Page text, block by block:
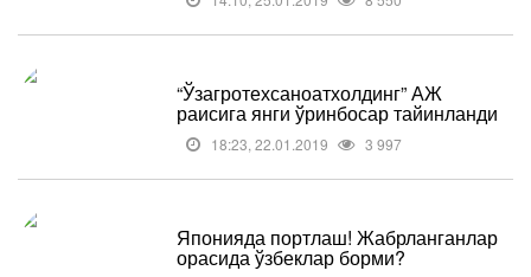
“Ўзагротехсаноатхолдинг” АЖ
раисига янги ўринбосар тайинланди
18:23, 22.01.2019 3 997
Японияда портлаш! Жабрланганлар
орасида ўзбеклар борми?